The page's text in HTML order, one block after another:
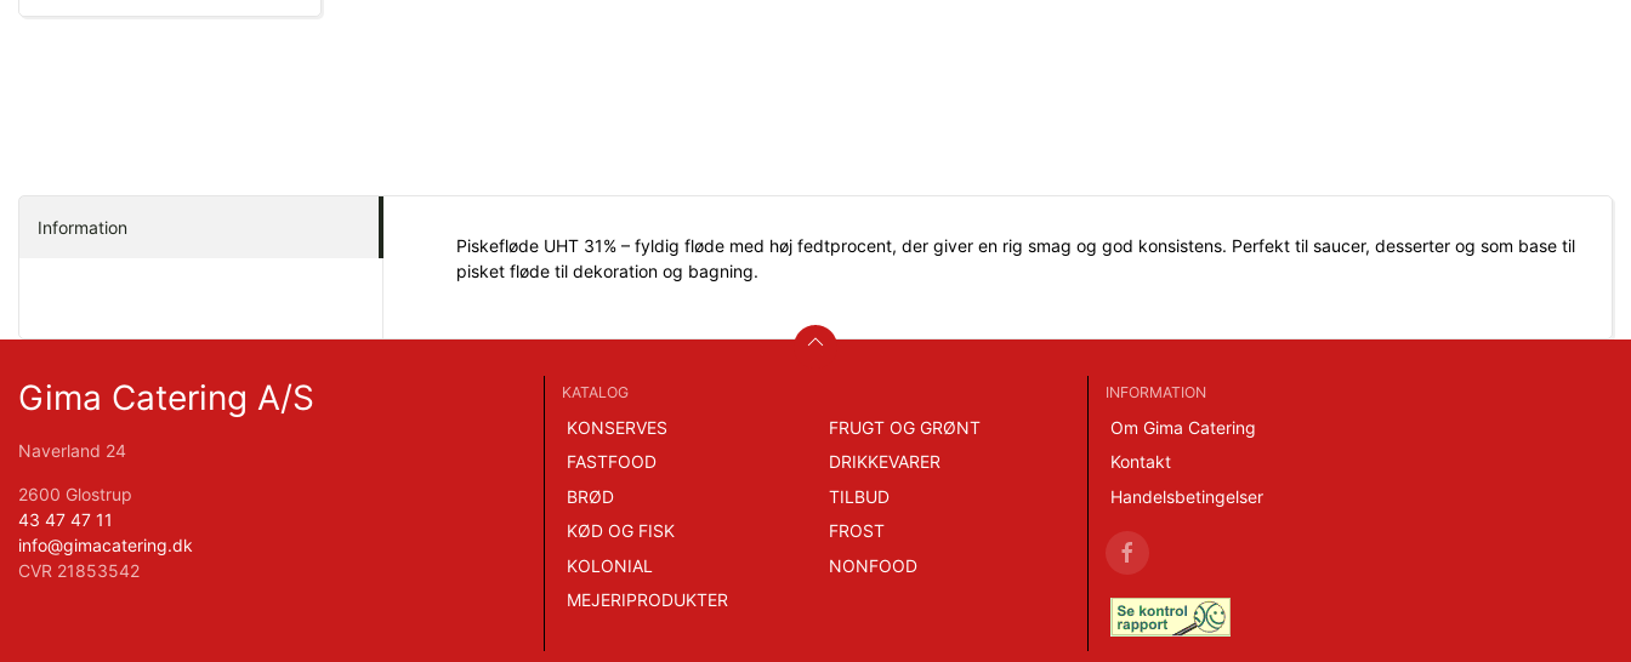
Information
Piskefløde UHT 31% – fyldig fløde med høj fedtprocent, der giver en rig smag og god konsistens. Perfekt til saucer, desserter og som base til
pisket fløde til dekoration og bagning.
Gima Catering A/S
Naverland 24
2600 Glostrup
43 47 47 11
info@gimacatering.dk
CVR 21853542
KATALOG
KONSERVES
FASTFOOD
BRØD
KØD OG FISK
KOLONIAL
MEJERIPRODUKTER
FRUGT OG GRØNT
DRIKKEVARER
TILBUD
FROST
NONFOOD
INFORMATION
Om Gima Catering
Kontakt
Handelsbetingelser